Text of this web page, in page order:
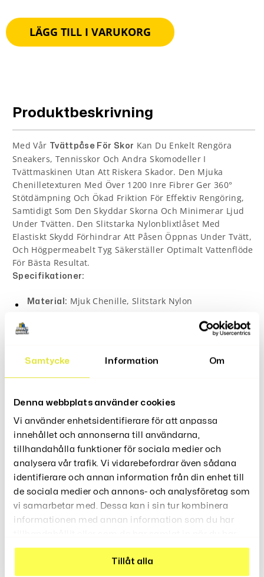
Samtycke Information Om
Denna webbplats använder cookies
Vi använder enhetsidentifierare för att anpassa
innehållet och annonserna till användarna,
tillhandahålla funktioner för sociala medier och
analysera vår trafik. Vi vidarebefordrar även sådana
identifierare och annan information från din enhet till
de sociala medier och annons- och analysföretag som
vi samarbetar med. Dessa kan i sin tur kombinera
informationen med annan information som du har
använt deras tjänster.
Tillåt alla
LÄGG TILL I VARUKORG
Produktbeskrivning
Med Vår Tvättpåse För Skor Kan Du Enkelt Rengöra
Sneakers, Tennisskor Och Andra Skomodeller I
Tvättmaskinen Utan Att Riskera Skador. Den Mjuka
Chenilletexturen Med Över 1200 Inre Fibrer Ger 360°
Stötdämpning Och Ökad Friktion För Effektiv Rengöring,
Samtidigt Som Den Skyddar Skorna Och Minimerar Ljud
Under Tvätten. Den Slitstarka Nylonblixtlåset Med
Elastiskt Skydd Förhindrar Att Påsen Öppnas Under Tvätt,
Och Högpermeabelt Tyg Säkerställer Optimalt Vattenflöde
För Bästa Resultat.
Specifikationer:
Material: Mjuk Chenille, Slitstark Nylon
Passar:
Sneakers, Tennisskor, Tygskor, Casualskor
Färg:Gul Påse Med Slumpmässigt Vit Eller Blå
Slitstark Dragkedja Med Skydd
Skyddar Och Rengör Skorna Effektivt
Återanvändbar Och Maskintvättbar
Perfekt För Dig Som Vill Spara Tid, Få Rena Skor Och
Undvika Slitage Från Traditionell Handtvätt.
Recensioner (0)